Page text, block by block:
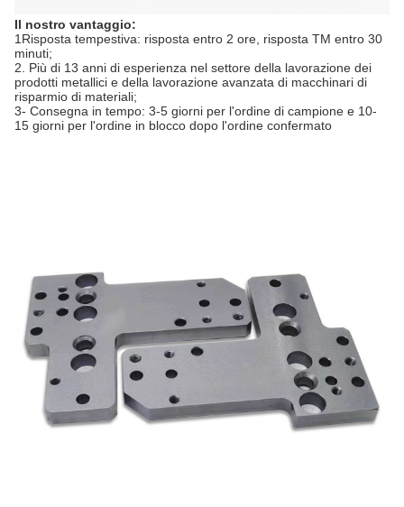
Il nostro vantaggio:
1Risposta tempestiva: risposta entro 2 ore, risposta TM entro 30
minuti;
2. Più di 13 anni di esperienza nel settore della lavorazione dei
prodotti metallici e della lavorazione avanzata di macchinari di
risparmio di materiali;
3- Consegna in tempo: 3-5 giorni per l'ordine di campione e 10-
15 giorni per l'ordine in blocco dopo l'ordine confermato